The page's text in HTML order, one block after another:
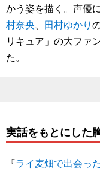
かう姿を描く。声優
村奈央、 田村ゆかり
リキュア」の大ファ
た。
実話をもとにした
『ライ麦畑で出会っ